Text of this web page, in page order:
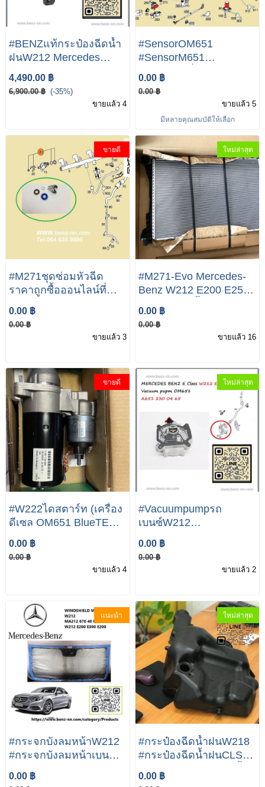
#BENZแท้กระป๋องฉีดน้ำ
ฝนW212 Mercedes
W218 เบอร์ MA204 869
03 00 Mercedes-Benz
4,490.00 ฿
6,900.00 ฿ (-35%)
ขายแล้ว 4
#SensorOM651
#SensorM651
#Sensorเครื่องดี
เชลM651 VITO W639
W212 W204 W207
Engine Turbo Boost
Pressure Sensor A010
153 72 28 Map Pressure
Sensor A0101537228
0.00 ฿
0.00 ฿
ขายแล้ว 5
มีหลายคุณสมบัติให้เลือก
ขายดี
#M271ชุดซ่อมหัวฉีด
ราคาถูกซื้อออนไลน์ที่
#ชุดซ่อมหัวฉีดBenz #ชุด
ซ่อมหัวฉีดW212 #ชุด
0.00 ฿
0.00 ฿
ขายแล้ว 3
ใหม่ล่าสุด
#M271-Evo Mercedes-
Benz W212 E200 E250
0.00 ฿
0.00 ฿
ขายแล้ว 16
ขายดี
#W222ไดสตาร์ท (เครื่อง
ดีเซล OM651 BlueTEC
HYBRID) W205 W212
W222 เบอร์ 651 906 28
00 ยี่ห้อ SEG ( Bosch
เป็น SEG Automotive
แล้ว )
0.00 ฿
0.00 ฿
ขายแล้ว 4
ใหม่ล่าสุด
#Vacuumpumpรถ
เบนซ์W212
#Vacuumpumpรถ
เบนซ์EClass #ปั๊ม
สุญญากาศเบรค
BENZ W212 E Class
A651 230 04 65 Vacuum
pupm OM651
0.00 ฿
0.00 ฿
ขายแล้ว 2
แนะนำ
#กระจกบังลมหน้าW212
#กระจกบังลมหน้าเบนซ์
#กระจกบังลมหน้าE300
WINDSHIELD กระจกบัง
0.00 ฿
ใหม่ล่าสุด
#กระป๋องฉีดน้ำฝนW218
#กระป๋องฉีดน้ำฝนCLS
BENZแท้ กระป๋องฉีดน้ำ
ฝน W204 W212 W207
0.00 ฿